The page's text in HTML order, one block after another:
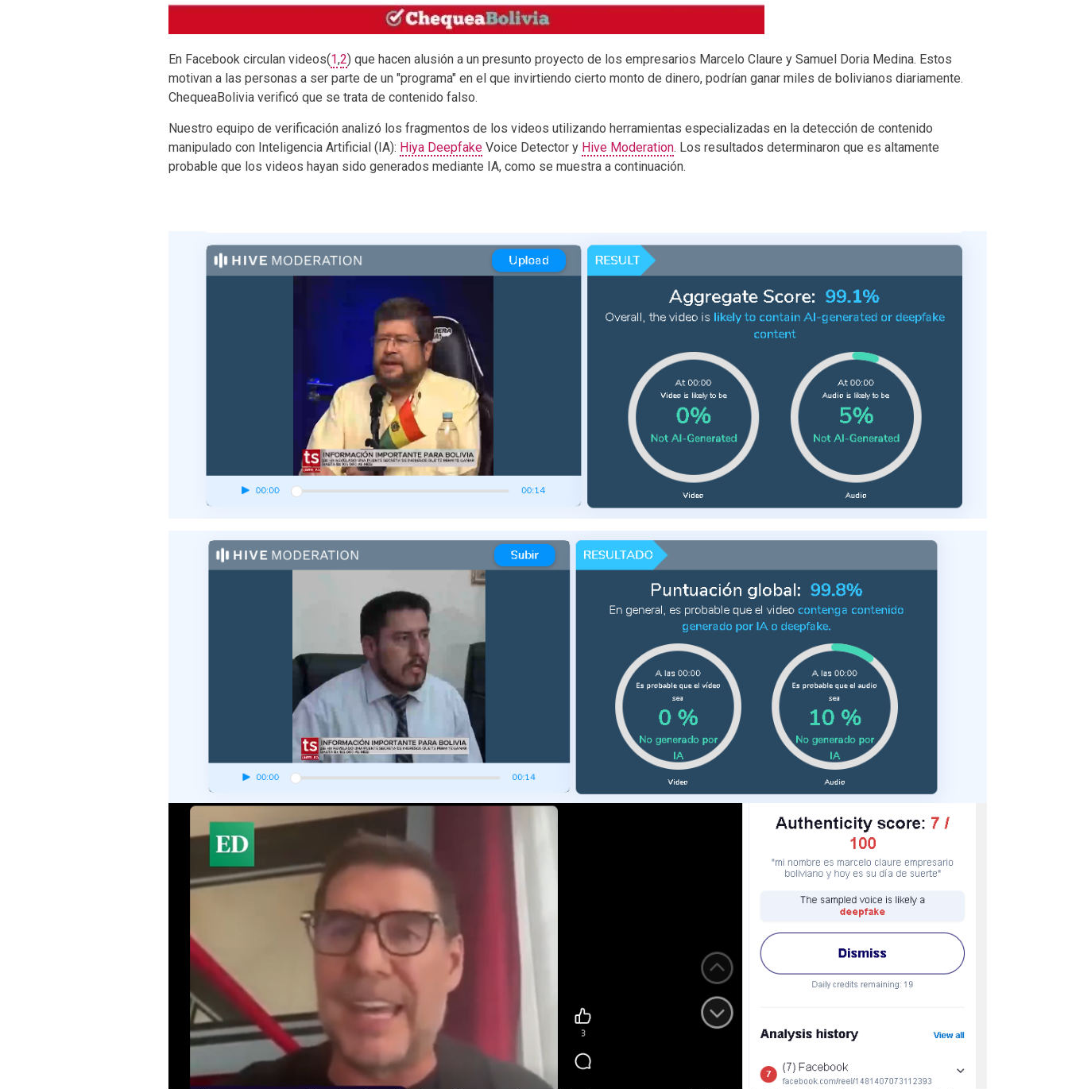
En Facebook circulan videos(1,2) que hacen alusión a un presunto proyecto de los empresarios Marcelo Claure y Samuel Doria Medina. Estos
motivan a las personas a ser parte de un "programa" en el que invirtiendo cierto monto de dinero, podrían ganar miles de bolivianos diariamente.
ChequeaBolivia verificó que se trata de contenido falso.
Nuestro equipo de verificación analizó los fragmentos de los videos utilizando herramientas especializadas en la detección de contenido
manipulado con Inteligencia Artificial (IA): Hiya Deepfake Voice Detector y Hive Moderation. Los resultados determinaron que es altamente
probable que los videos hayan sido generados mediante IA, como se muestra a continuación.